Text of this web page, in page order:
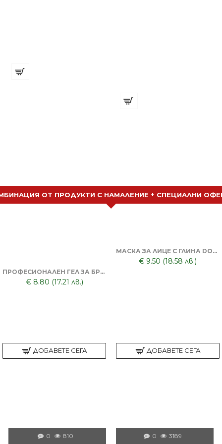
ОТ ПРОДУКТИ С НАМАЛЕНИЕ + СПЕЦИАЛНИ
ПРОФЕСИОНАЛЕН ГЕЛ ЗА БРЪСНЕНЕ 1000 ML + БРЪСНАЧ ЗА ЕДНОКРАТНИ НОЖЧЕТА + БРЪСНАРСКИ НОЖЧЕТА ASTRA - 5БР
€ 8.80 (17.21 лв.)
ДОБАВЕТЕ СЕГА
МАСКА ЗА ЛИЦЕ С ГЛИНА DORSH + ПОЧИСТВАЩА ЧЕРНА МАСКА ЗА ЛИЦЕ DORSH
€ 9.50 (18.58 лв.)
ДОБАВЕТЕ СЕГА
0 810 0 3189